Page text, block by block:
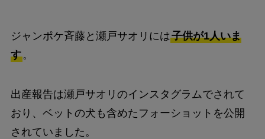
ジャンポケ斉藤と瀬戸サオリには子供が1人いま
す。
出産報告は瀬戸サオリのインスタグラムでされて
おり、ベットの犬も含めたフォーショットを公開
されていました。